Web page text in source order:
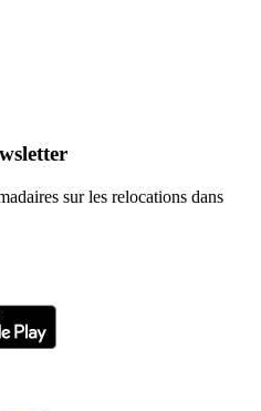
sur les relocations dans